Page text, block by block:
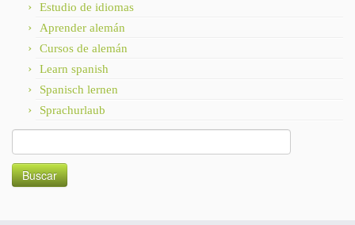
Estudio de idiomas
Aprender alemán
Cursos de alemán
Learn spanish
Spanisch lernen
Sprachurlaub